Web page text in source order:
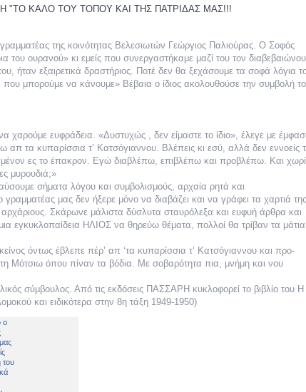
Διαγωνισμό Ιδεών - Hackathon που διοργανώνει η
ιδεών στους τομείς της περιβαλλοντικής
της κλιματικής αλλαγής
του Δήμου Δομοκού
ΔΙΑΓΩΝΙΣΜΟΥ «ΛΕΙΤΟΥΡΓΙΑ ΒΙΟΚΑ ΧΥΤΑ
τις πλημμύρες και κινδυνεύουμε να
δημοτικών εκλογών που έλαβαν χώρα την 8η Οκτωβρίου
"ΤΟ ΚΑΛΟ ΤΟΥ ΤΟΠΟΥ ΚΑΙ ΤΗΣ ΠΑΤΡΙΔΑΣ ΜΑΣ!!!
της κοινότητας Βελεσιωτών Γεώργιος Παλιούρας. Ο Σοφός
του ουρανού» κι εμείς που συνεργαστήκαμε μαζί του τον
ήταν εξαιρετικά δραστήριος. Ποτέ δεν θα ξεχάσουμε τα σοφά λόγια
μπορούμε να κάνουμε» Βέβαια ο ίδιος ακολουθούσε την συμβολή
ευφράδεια. «Δυστυχώς , δεν είμαστε το ίδιο», έλεγε με
τα κυπαρίσσια τ’ Κατσόγιαννου. Βλέπεις κι εσύ, αλλά δεν εννοείς
ες το έπακρον. Εγώ διαβλέπω, επιβλέπω και προβλέπω. Και
μυρουδιά;»
σήματα λόγου και συμβολισμούς, αρχαία ρητά και
γραμματέας μας δεν ήξερε μόνο να διαβάζει και να γράφει τα χαρτιά της
Σκάρωνε μάλιστα δύσλυτα σταυρόλεξα και ευφυή άρθρα και
εγκυκλοπαίδεια ΗΛΙΟΣ να θηρεύω θέματα, πολλοί θα τρίβαν τα μάτια
όντως έβλεπε πέρ’ απ ‘τα κυπαρίσσια τ’ Κατσόγιαννου και προ-
Μότσιω όπου πίναν τα βόδια. Με σοβαρότητα πια, μνήμη και νου
σύμβουλος. Από τις εκδόσεις ΠΑΣΣΑΡΗ κυκλοφορεί το βιβλίο του Η
και ειδικότερα στην 8η τάξη 1949-1950)